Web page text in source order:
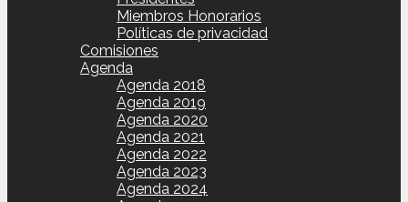
Miembros Honorarios
Políticas de privacidad
Comisiones
Agenda
Agenda 2018
Agenda 2019
Agenda 2020
Agenda 2021
Agenda 2022
Agenda 2023
Agenda 2024